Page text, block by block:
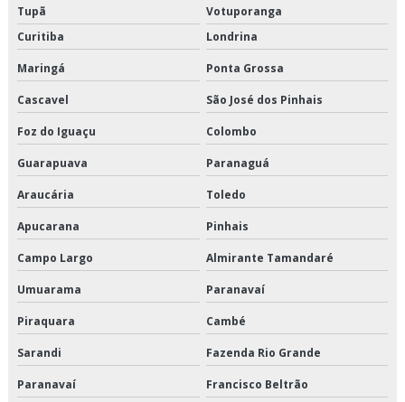
Transporte dedicado
Transporte dedicado de alimentos preço
Transporte dedicado de alimentos são paulo
Transporte dedicado empresa
Transporte e distribuição logística
Transporte e logística
Transporte fracionado de alimentos perecíveis em sp
Transporte fracionado de alimentos perecíveis preço
Tupã
Votuporanga
Curitiba
Londrina
Maringá Ponta Grossa
Cascavel São José dos Pinhais
Foz do Iguaçu Colombo
Guarapuava Paranaguá
Araucária Toledo
Apucarana Pinhais
Campo Largo Almirante Tamandaré
Umuarama Paranavaí
Piraquara Cambé
Sarandi Fazenda Rio Grande
Paranavaí Francisco Beltrão